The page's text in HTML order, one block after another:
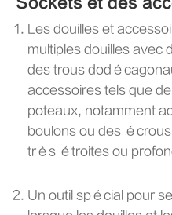
Les douilles et
multiples douilles avec
des trous
accessoires tels que
poteaux, notamment
boulons ou des
très étroites ou
Un outil spécial pour